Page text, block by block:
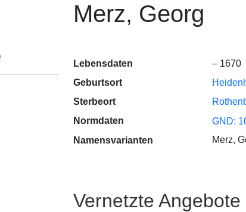
Merz, Georg
Lebensdaten
– 1670
Geburtsort
Sterbeort
Normdaten
GND:
Namensvarianten
Merz,
Vernetzte Angebote